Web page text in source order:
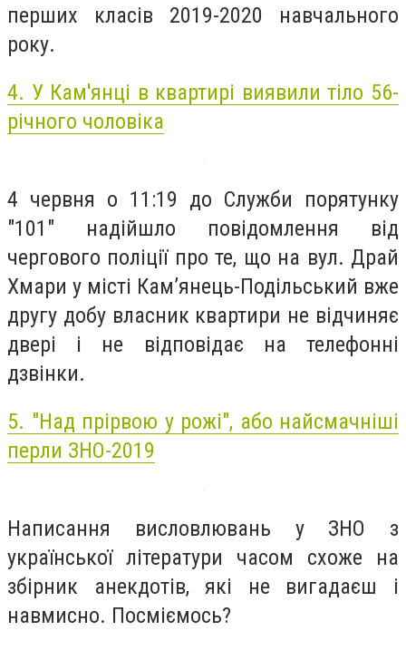
перших класів 2019-2020 навчального
року.
4. У Кам'янці в квартирі виявили тіло 56-
річного чоловіка
4 червня о 11:19 до Служби порятунку
"101" надійшло повідомлення від
чергового поліції про те, що на вул. Драй
Хмари у місті Кам’янець-Подільський вже
другу добу власник квартири не відчиняє
двері і не відповідає на телефонні
дзвінки.
5. "Над прірвою у рожі", або найсмачніші
перли ЗНО-2019
Написання висловлювань у ЗНО з
української літератури часом схоже на
збірник анекдотів, які не вигадаєш і
навмисно. Посміємось?